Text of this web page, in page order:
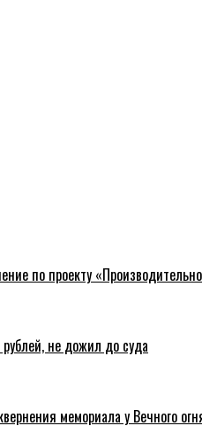
по проекту
не дожил до суда
мемориала у Вечного